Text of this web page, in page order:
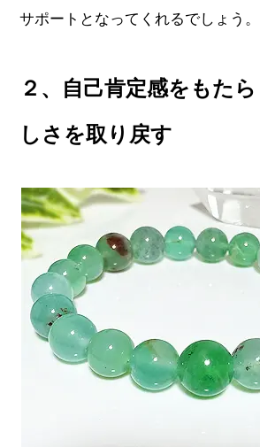
サポートとなってくれるでしょう。
２、自己肯定感をもた
しさを取り戻す